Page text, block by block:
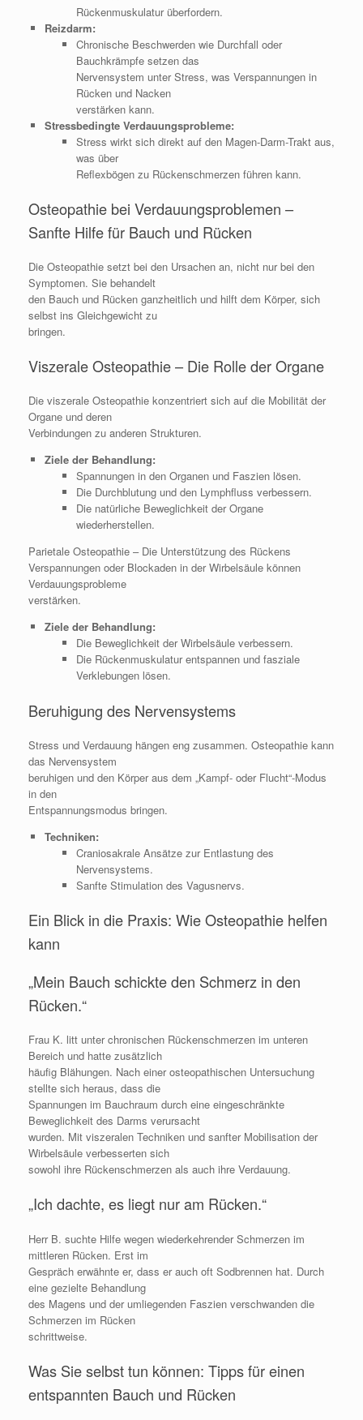
Rückenmuskulatur überfordern.
Reizdarm:
Chronische Beschwerden wie Durchfall oder
Bauchkrämpfe setzen das
Nervensystem unter Stress, was Verspannungen in
Rücken und Nacken
verstärken kann.
Stressbedingte Verdauungsprobleme:
Stress wirkt sich direkt auf den Magen-Darm-Trakt aus,
was über
Reflexbögen zu Rückenschmerzen führen kann.
Osteopathie bei Verdauungsproblemen –
Sanfte Hilfe für Bauch und Rücken
Die Osteopathie setzt bei den Ursachen an, nicht nur bei den
Symptomen. Sie behandelt
den Bauch und Rücken ganzheitlich und hilft dem Körper, sich
selbst ins Gleichgewicht zu
bringen.
Viszerale Osteopathie – Die Rolle der Organe
Die viszerale Osteopathie konzentriert sich auf die Mobilität der
Organe und deren
Verbindungen zu anderen Strukturen.
Ziele der Behandlung:
Spannungen in den Organen und Faszien lösen.
Die Durchblutung und den Lymphfluss verbessern.
Die natürliche Beweglichkeit der Organe
wiederherstellen.
Parietale Osteopathie – Die Unterstützung des Rückens
Verspannungen oder Blockaden in der Wirbelsäule können
Verdauungsprobleme
verstärken.
Ziele der Behandlung:
Die Beweglichkeit der Wirbelsäule verbessern.
Die Rückenmuskulatur entspannen und fasziale
Verklebungen lösen.
Beruhigung des Nervensystems
Stress und Verdauung hängen eng zusammen. Osteopathie kann
das Nervensystem
beruhigen und den Körper aus dem „Kampf- oder Flucht“-Modus
in den
Entspannungsmodus bringen.
Techniken:
Craniosakrale Ansätze zur Entlastung des
Nervensystems.
Sanfte Stimulation des Vagusnervs.
Ein Blick in die Praxis: Wie Osteopathie helfen
kann
„Mein Bauch schickte den Schmerz in den
Rücken.“
Frau K. litt unter chronischen Rückenschmerzen im unteren
Bereich und hatte zusätzlich
häufig Blähungen. Nach einer osteopathischen Untersuchung
stellte sich heraus, dass die
Spannungen im Bauchraum durch eine eingeschränkte
Beweglichkeit des Darms verursacht
wurden. Mit viszeralen Techniken und sanfter Mobilisation der
Wirbelsäule verbesserten sich
sowohl ihre Rückenschmerzen als auch ihre Verdauung.
„Ich dachte, es liegt nur am Rücken.“
Herr B. suchte Hilfe wegen wiederkehrender Schmerzen im
mittleren Rücken. Erst im
Gespräch erwähnte er, dass er auch oft Sodbrennen hat. Durch
eine gezielte Behandlung
des Magens und der umliegenden Faszien verschwanden die
Schmerzen im Rücken
schrittweise.
Was Sie selbst tun können: Tipps für einen
entspannten Bauch und Rücken